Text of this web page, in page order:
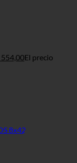
554,00El precio